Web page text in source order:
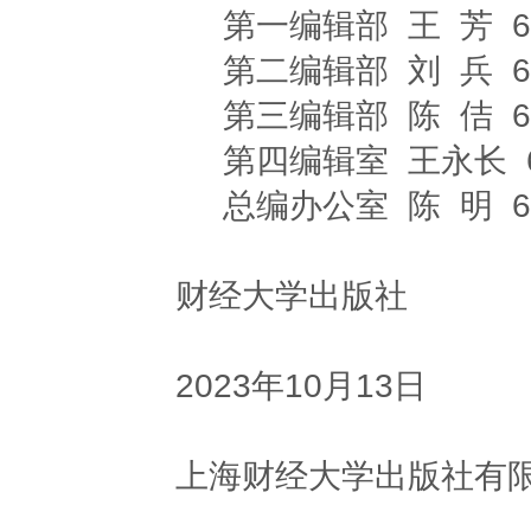
第一编辑部 王 芳
第二编辑部 刘 兵
第三编辑部 陈 佶
第四编辑室 王永长
总编办公室 陈 明
财经大学出版社
2023年10月13日
上海财经大学出版社有